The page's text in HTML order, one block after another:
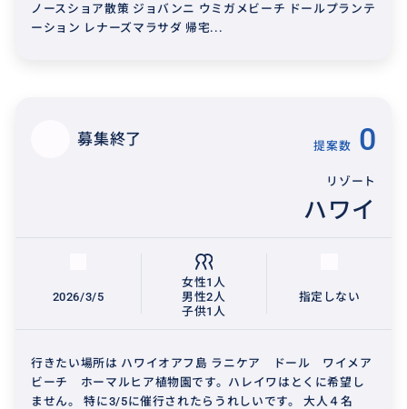
ノースショア散策 ジョバンニ ウミガメビーチ ドールプランテ
ーション レナーズマラサダ 帰宅...
募集終了 提案数 0
リゾート
ハワイ
2026/3/5
女性1人
男性2人
子供1人
指定しない
行きたい場所は ハワイオアフ島 ラニケア ドール ワイメア
ビーチ ホーマルヒア植物園です。ハレイワはとくに希望し
ません。 特に3/5に催行されたらうれしいです。 大人４名